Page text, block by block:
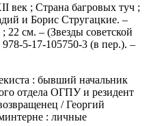
; Страна багровых туч ;
и Борис Стругацкие. –
см. – (Звезды советской
5-17-105750-3 (в пер.). –
: бывший начальник
отдела ОГПУ и резидент
/ Георгий
: личные